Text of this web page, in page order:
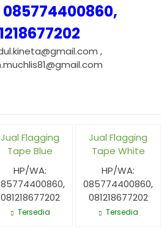
085774400860,
,
Jual Flagging
Tape Blue
HP/WA:
081218677202
Tersedia
Jual Flagging
Tape White
HP/WA:
085774400860,
081218677202
Tersedia